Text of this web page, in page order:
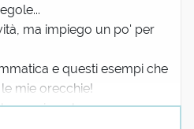
ma impiego un po' per
e questi esempi che
mie orecchie!
sue ricerche.